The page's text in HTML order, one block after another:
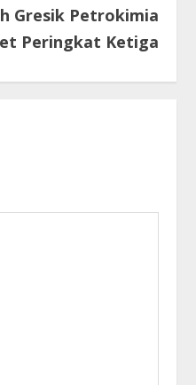
Gresik Petrokimia
Peringkat Ketiga